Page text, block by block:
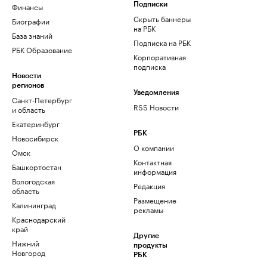
Финансы
Биографии
База знаний
РБК Образование
Новости
регионов
Санкт-Петербург
и область
Екатеринбург
Новосибирск
Омск
Башкортостан
Вологодская
область
Калининград
Краснодарский
край
Нижний
Новгород
Подписки
Скрыть баннеры
на РБК
Подписка на РБК
Корпоративная
подписка
Уведомления
RSS Новости
РБК
О компании
Контактная
информация
Редакция
Размещение
рекламы
Другие
продукты
РБК